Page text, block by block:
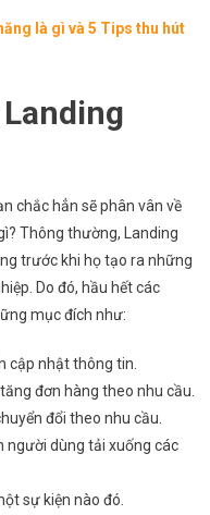
là gì và 5 Tips thu hút
chắc hẳn sẽ phân vân về
Thông thường, Landing
trước khi họ tạo ra những
Do đó, hầu hết các
mục đích như:
cập nhật thông tin.
đơn hàng theo nhu cầu.
đổi theo nhu cầu.
người dùng tải xuống các
sự kiện nào đó.